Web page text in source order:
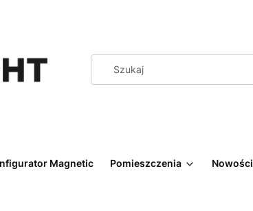
Magnetic Pomieszczenia Nowości